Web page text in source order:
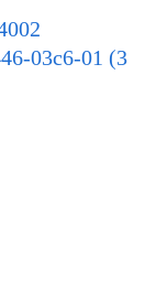
03с6-01 (3